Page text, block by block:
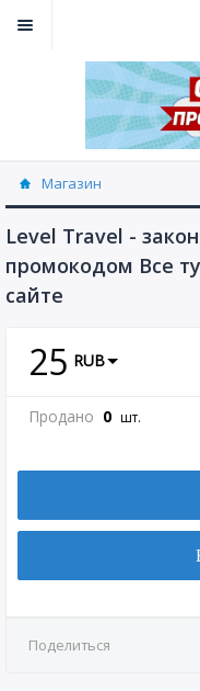
Магазин
Level Travel -
промокодом Все
сайте
25 RUB
Продано 0 шт.
Поделиться